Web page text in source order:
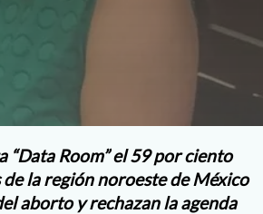
“Data Room” el 59 por ciento
la región noroeste de México
aborto y rechazan la agenda